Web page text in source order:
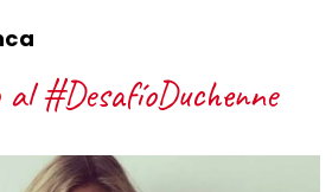
#DesafíoDuchenne